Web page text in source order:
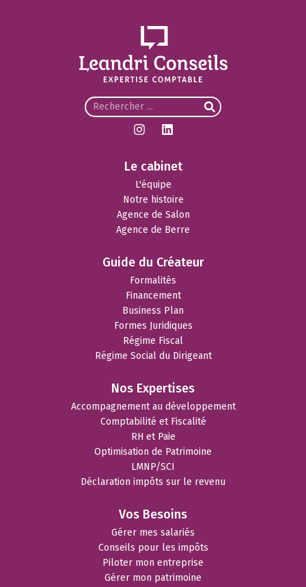
Le cabinet
L'équipe
Notre histoire
Agence de Salon
Agence de Berre
Guide du Créateur
Formalités
Financement
Business Plan
Formes Juridiques
Régime Fiscal
Régime Social du Dirigeant
Nos Expertises
Accompagnement au développement
Comptabilité et Fiscalité
RH et Paie
Optimisation de Patrimoine
LMNP/SCI
Déclaration impôts sur le revenu
Vos Besoins
Gérer mes salariés
Conseils pour les impôts
Piloter mon entreprise
Gérer mon patrimoine